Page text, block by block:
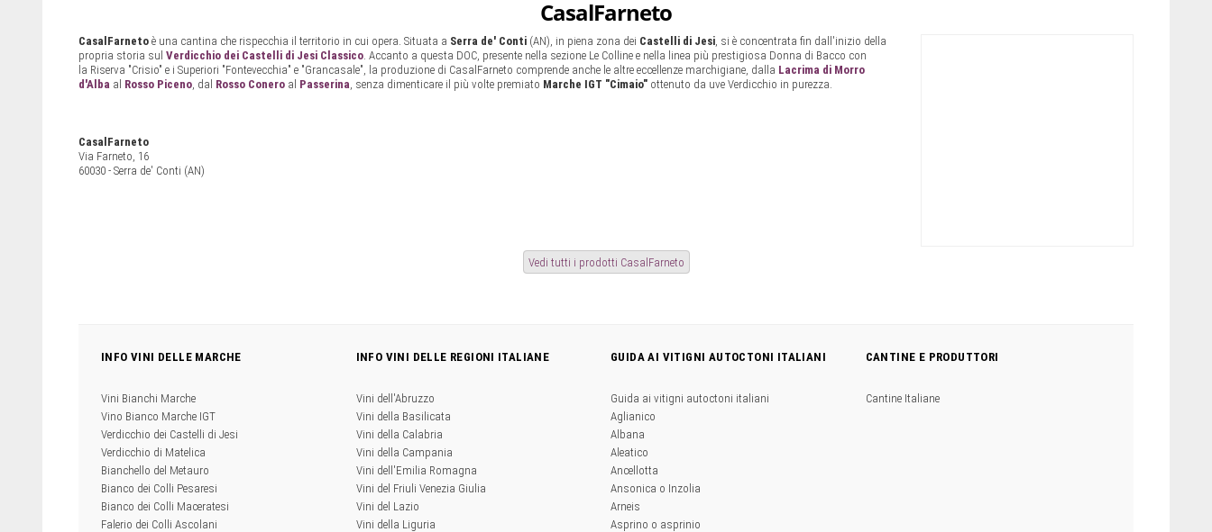
CasalFarneto
CasalFarneto è una cantina che rispecchia il territorio in cui opera. Situata a Serra de' Conti (AN), in piena zona dei Castelli di Jesi , si è concentrata fin dall'inizio della
propria storia sul Verdicchio dei Castelli di Jesi Classico . Accanto a questa DOC, presente nella sezione Le Colline e nella linea più prestigiosa Donna di Bacco con
la Riserva "Crisio" e i Superiori "Fontevecchia" e "Grancasale", la produzione di CasalFarneto comprende anche le altre eccellenze marchigiane, dalla Lacrima di Morro
d'Alba al Rosso Piceno , dal Rosso Conero al Passerina , senza dimenticare il più volte premiato Marche IGT "Cimaio" ottenuto da uve Verdicchio in purezza.
CasalFarneto
Via Farneto, 16
60030 - Serra de' Conti (AN)
Vedi tutti i prodotti CasalFarneto
INFO VINI DELLE MARCHE
Vini Bianchi Marche
Vino Bianco Marche IGT
Verdicchio dei Castelli di Jesi
Verdicchio di Matelica
Bianchello del Metauro
Bianco dei Colli Pesaresi
Bianco dei Colli Maceratesi
Falerio dei Colli Ascolani
INFO VINI DELLE REGIONI ITALIANE
Vini dell'Abruzzo
Vini della Basilicata
Vini della Calabria
Vini della Campania
Vini dell'Emilia Romagna
Vini del Friuli Venezia Giulia
Vini del Lazio
Vini della Liguria
GUIDA AI VITIGNI AUTOCTONI ITALIANI
Guida ai vitigni autoctoni italiani
Aglianico
Albana
Aleatico
Ancellotta
Ansonica o Inzolia
Arneis
Asprino o asprinio
CANTINE E PRODUTTORI
Cantine Italiane